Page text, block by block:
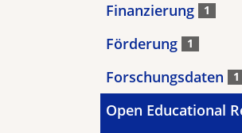
Finanzierung 1
Förderung 1
Forschungsdaten 1
Open Educational